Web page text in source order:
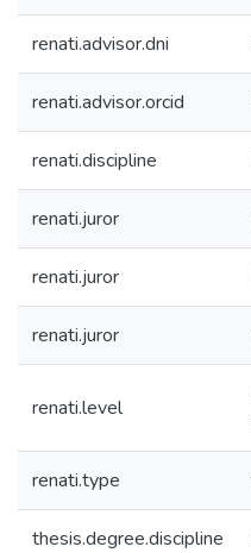
renati.advisor.dni
renati.advisor.orcid
renati.discipline
renati.juror
renati.juror
renati.juror
renati.level
renati.type
thesis.degree.discipline